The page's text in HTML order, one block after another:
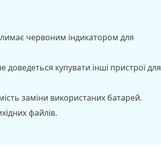
червоним індикатором для
купувати інші пристрої для
заміни використаних батарей.
файлів.